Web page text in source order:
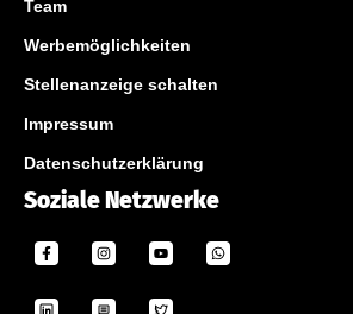
Team
Werbemöglichkeiten
Stellenanzeige schalten
Impressum
Datenschutzerklärung
Soziale Netzwerke